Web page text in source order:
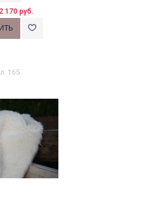
2 170 руб.
165